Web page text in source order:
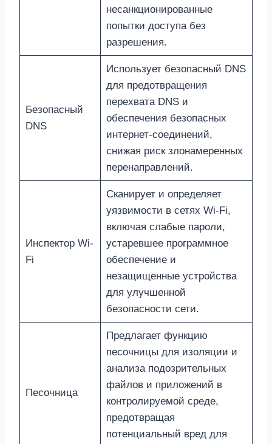
несанкционированные
попытки доступа без
разрешения.
Безопасный
DNS
Использует безопасный DNS
для предотвращения
перехвата DNS и
обеспечения безопасных
интернет-соединений,
снижая риск злонамеренных
перенаправлений.
Инспектор Wi-
Fi
Сканирует и определяет
уязвимости в сетях Wi-Fi,
включая слабые пароли,
устаревшее программное
обеспечение и
незащищенные устройства
для улучшенной
безопасности сети.
Песочница
Предлагает функцию
песочницы для изоляции и
анализа подозрительных
файлов и приложений в
контролируемой среде,
предотвращая
потенциальный вред для